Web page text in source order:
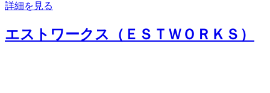
詳細を見る
エストワークス（ＥＳＴＷＯＲＫＳ）